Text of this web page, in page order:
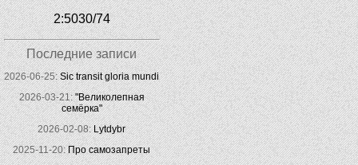
2:5030/74
Последние записи
2026-06-25:Sic transit gloria mundi
2026-03-21:"Великолепная
семёрка"
2026-02-08:Lytdybr
2025-11-20:Про самозапреты